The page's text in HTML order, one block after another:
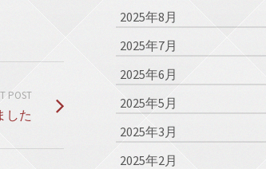
POST
した
2025年8月
2025年7月
2025年6月
2025年5月
2025年3月
2025年2月